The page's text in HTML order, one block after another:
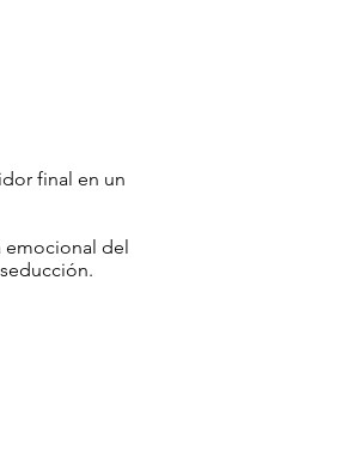
final en un
emocional del